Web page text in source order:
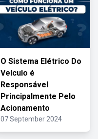
O Sistema Elétrico Do
Veículo é
Responsável
Principalmente Pelo
Acionamento
07 September 2024